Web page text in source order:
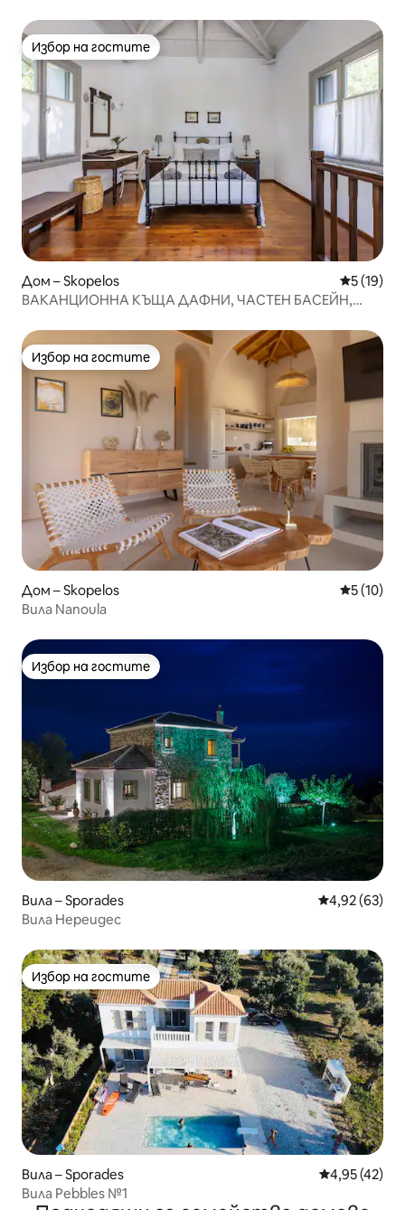
Избор на гостите
Избор на гостите
Дом – Skopelos Средна
5 (19)
ВАКАНЦИОННА КЪЩА ДАФНИ, ЧАСТЕН БАСЕЙН,
Избор на гостите
Избор на гостите
Дом – Skopelos Средна
5 (10)
Вила Nanoula
Избор на гостите
Избор на гостите
Вила – Sporades Средна
4,92 (63)
Вила Нереидес
Избор на гостите
Избор на гостите
Вила – Sporades Средна
4,95 (42)
Вила Pebbles №1